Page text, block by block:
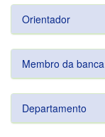
Orientador
Membro da banca
Departamento